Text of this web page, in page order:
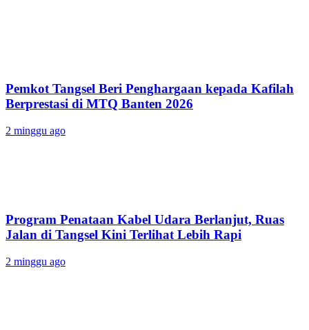
Pemkot Tangsel Beri Penghargaan kepada Kafilah
Berprestasi di MTQ Banten 2026
2 minggu ago
Program Penataan Kabel Udara Berlanjut, Ruas
Jalan di Tangsel Kini Terlihat Lebih Rapi
2 minggu ago